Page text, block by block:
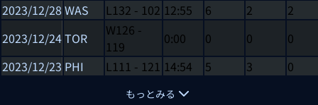
2023/12/28 WAS L132 - 102 12:55 6 2
2
2023/12/24TOR W126 -
119
0:00 0 0
0
2023/12/23 PHI L111 - 121 14:54 5 3 0
もっとみる